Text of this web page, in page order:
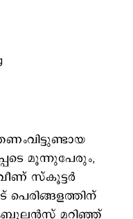
മൂന്നുപേരും,
സ്കൂട്ടര്‍
പെരിങ്ങളത്തിന്
മറിഞ്ഞ്